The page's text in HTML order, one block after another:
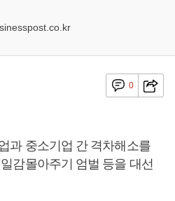
0
과 중소기업 간 격차해소를
감몰아주기 엄벌 등을 대선